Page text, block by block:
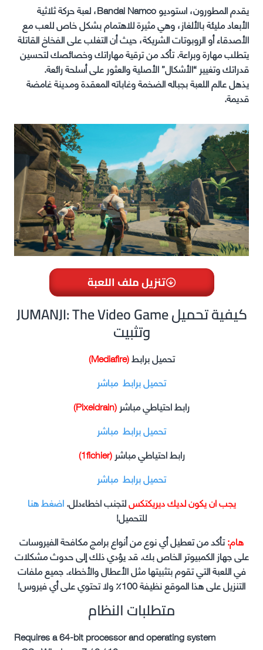
يقدم المطورون، استوديو Bandai Namco، لعبة حركة ثلاثية
الأبعاد مليئة بالألغاز، وهي مثيرة للاهتمام بشكل خاص للعب مع
الأصدقاء أو الروبوتات الشريكة، حيث أن التغلب على الفخاخ القاتلة
يتطلب مهارة وبراعة. تأكد من ترقية مهاراتك وخصائصك لتحسين
قدراتك وتغيير “الأشكال” الأصلية والعثور على أسلحة رائعة.
يذهل عالم اللعبة بجباله الضخمة وغاباته المعقدة ومدينة غامضة
قديمة.
تنزيل ملف اللعبة
JUMANJI: The Video Game كيفية تحميل
وتثبيت
تحميل برابط(Mediafire)
تحميل برابط مباشر
رابط احتياطي مباشر(Pixeldrain)
تحميل برابط مباشر
رابط احتياطي مباشر(1fichier)
تحميل برابط مباشر
يجب ان يكون لديك ديريكتكسلتجنب اخطاءدلل.اضغط هنا
للتحميل!
هام:تأكد من تعطيل أي نوع من أنواع برامج مكافحة الفيروسات
على جهاز الكمبيوتر الخاص بك. قد يؤدي ذلك إلى حدوث مشكلات
في اللعبة التي تقوم بتثبيتها مثل الأعطال والأخطاء. جميع ملفات
التنزيل على هذا الموقع نظيفة 100٪ ولا تحتوي على أي فيروس!
متطلبات النظام
Requires a 64-bit processor and operating system